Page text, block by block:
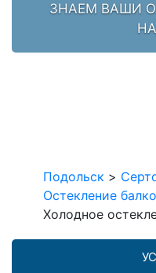
ЗНАЕМ ВАШИ
Подольск >
Остекление
Холодное